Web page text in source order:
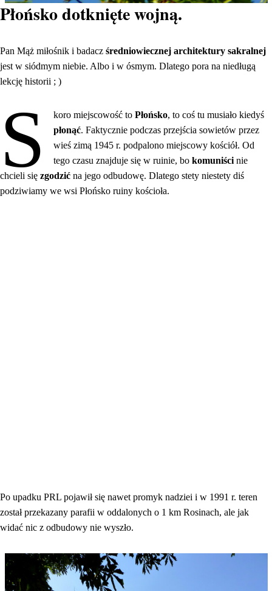
Płońsko dotknięte wojną.
Pan Mąż miłośnik i badacz średniowiecznej architektury sakralnej
jest w siódmym niebie. Albo i w ósmym. Dlatego pora na niedługą
lekcję historii ; )
S koro miejscowość toPłońsko, to coś tu musiało kiedyś
płonąć. Faktycznie podczas przejścia sowietów przez
wieś zimą 1945 r. podpalono miejscowy kościół. Od
tego czasu znajduje się w ruinie, bokomuniścinie
chcieli się zgodzić na jego odbudowę. Dlatego stety niestety diś
podziwiamy we wsi Płońsko ruiny kościoła.
Po upadku PRL pojawił się nawet promyk nadziei i w 1991 r. teren
został przekazany parafii w oddalonych o 1 km Rosinach, ale jak
widać nic z odbudowy nie wyszło.